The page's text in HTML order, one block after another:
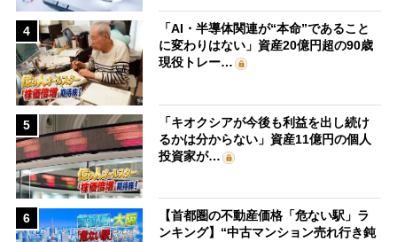
4
「AI・半導体関連が“本命”であること
に変わりはない」資産20億円超の90歳
現役トレー…
5
「キオクシアが今後も利益を出し続け
るかは分からない」資産11億円の個人
投資家が…
6
【首都圏の不動産価格「危ない駅」ラ
ンキング】“中古マンション売れ行き鈍